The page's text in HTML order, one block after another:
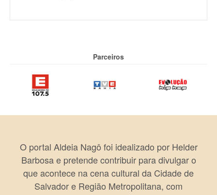
Parceiros
O portal Aldeia Nagô foi idealizado por Helder
Barbosa e pretende contribuir para divulgar o
que acontece na cena cultural da Cidade de
Salvador e Região Metropolitana, com